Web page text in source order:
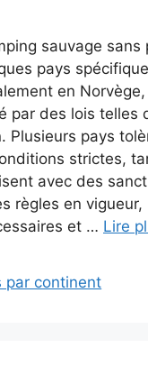
sauvage sans
pays
en
par des lois telles
Plusieurs pays
strictes,
avec des
règles en vigueur,
et … Lire
par continent